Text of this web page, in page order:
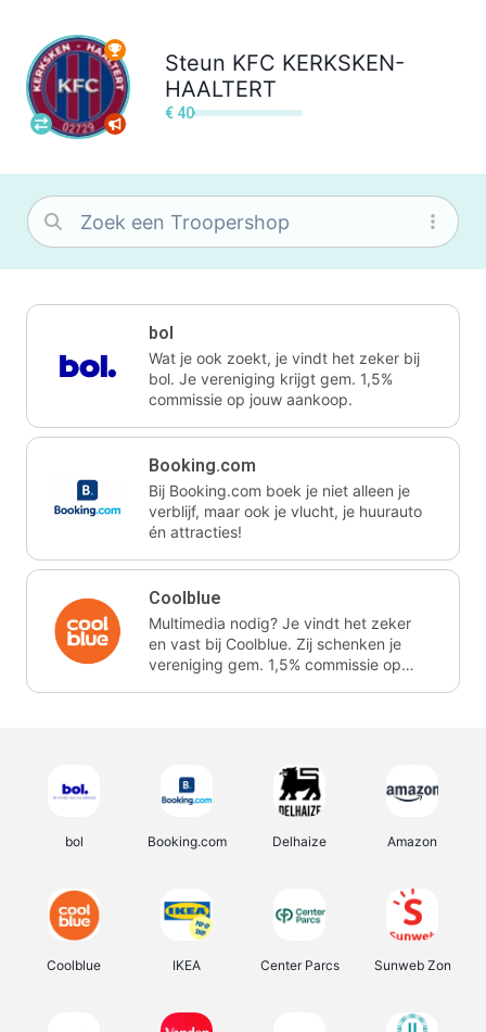
Steun KFC KERKSKEN-
HAALTERT
€ 40
bol
Wat je ook zoekt, je vindt het zeker bij
bol. Je vereniging krijgt gem. 1,5%
commissie op jouw aankoop.
Booking.com
Bij Booking.com boek je niet alleen je
verblijf, maar ook je vlucht, je huurauto
én attracties!
Coolblue
Multimedia nodig? Je vindt het zeker
en vast bij Coolblue. Zij schenken je
vereniging gem. 1,5% commissie op
bol Booking.com Delhaize Amazon
Coolblue IKEA Center Parcs Sunweb Zon